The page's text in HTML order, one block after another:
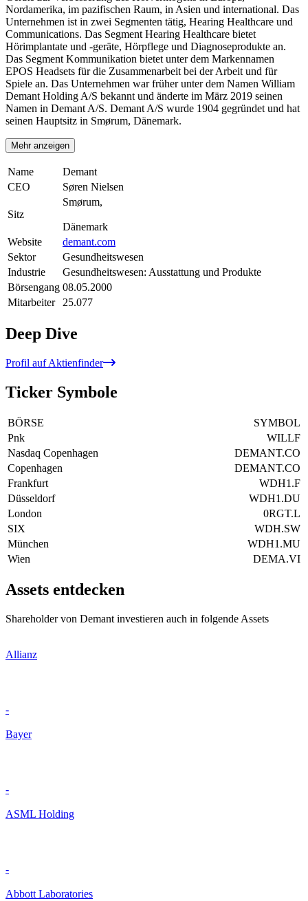
Nordamerika, im pazifischen Raum, in Asien und international. Das
Unternehmen ist in zwei Segmenten tätig, Hearing Healthcare und
Communications. Das Segment Hearing Healthcare bietet
Hörimplantate und -geräte, Hörpflege und Diagnoseprodukte an.
Das Segment Kommunikation bietet unter dem Markennamen
EPOS Headsets für die Zusammenarbeit bei der Arbeit und für
Spiele an. Das Unternehmen war früher unter dem Namen William
Demant Holding A/S bekannt und änderte im März 2019 seinen
Namen in Demant A/S. Demant A/S wurde 1904 gegründet und hat
seinen Hauptsitz in Smørum, Dänemark.
Mehr anzeigen
Name
Demant
CEO
Søren Nielsen
Sitz
Smørum,
Dänemark
Website
demant.com
Sektor
Gesundheitswesen
Industrie
Gesundheitswesen: Ausstattung und Produkte
Börsengang 08.05.2000
Mitarbeiter
25.077
Deep Dive
Profil auf Aktienfinder
Ticker Symbole
BÖRSE
SYMBOL
Pnk
WILLF
Nasdaq Copenhagen
DEMANT.CO
Copenhagen
DEMANT.CO
Frankfurt
WDH1.F
Düsseldorf
WDH1.DU
London
0RGT.L
SIX
WDH.SW
München
WDH1.MU
Wien
DEMA.VI
Assets entdecken
Shareholder von Demant investieren auch in folgende Assets
Allianz
-
Bayer
-
ASML Holding
-
Abbott Laboratories